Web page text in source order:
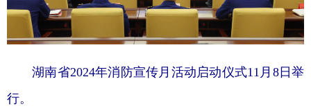
湖南省2024年消防宣传月活动启动仪式11月8日举
行。